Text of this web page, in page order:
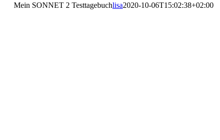
Mein SONNET 2 Testtagebuchlisa2020-10-06T15:02:38+02:00